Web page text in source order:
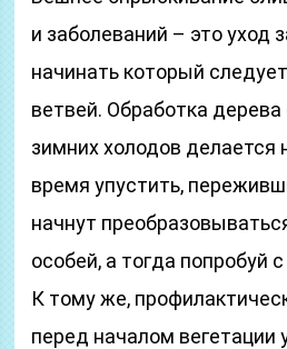
и заболеваний – это уход
начинать который
ветвей. Обработка дерева
зимних холодов делается
время упустить,
начнут
особей, а тогда попробуй
К тому же,
перед началом вегетации